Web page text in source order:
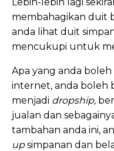
membahagikan duit
anda lihat duit
mencukupi untuk
Apa yang anda
internet, anda boleh
menjadi dropship,
jualan dan
tambahan anda ini,
upsimpanan dan